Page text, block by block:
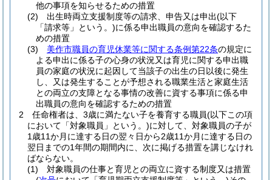
他の事項を知らせるための措置
(2)
出生時両立支援制度等の請求、申告又は申出(以下
「請求等」という。)に係る申出職員の意向を確認するた
めの措置
(3)
美作市職員の育児休業等に関する条例第22条の規定に
よる申出に係る子の心身の状況又は育児に関する申出職
員の家庭の状況に起因して当該子の出生の日以後に発生
し、又は発生することが予想される職業生活と家庭生活
との両立の支障となる事情の改善に資する事項に係る申
出職員の意向を確認するための措置
2
任命権者は、3歳に満たない子を養育する職員(以下この項
において「対象職員」という。)に対して、対象職員の子が
1歳11か月に達する日の翌々日から2歳11か月に達する日の
翌日までの1年間の期間内に、次に掲げる措置を講じなけれ
ばならない。
(1)
対象職員の仕事と育児との両立に資する制度又は措置